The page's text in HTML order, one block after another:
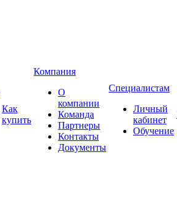
Как
купить
Компания
О
компании
Команда
Партнеры
Контакты
Документы
Специалистам
Личный
кабинет
Обучение